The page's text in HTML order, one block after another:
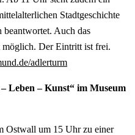
Stadtgeschichte
beantwortet. Auch das
möglich. Der Eintritt ist frei.
adlerturm
Leben – Kunst“ im Museum
Ostwall um 15 Uhr zu einer